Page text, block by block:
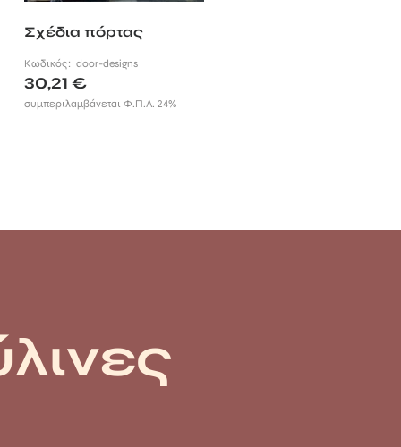
Σχέδια πόρτας
Κωδικός: door-designs
30,21 €
συμπεριλαμβάνεται Φ.Π.Α. 24%